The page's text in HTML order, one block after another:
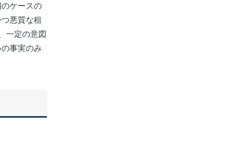
ケースの
悪質な租
一定の意図
事実のみ